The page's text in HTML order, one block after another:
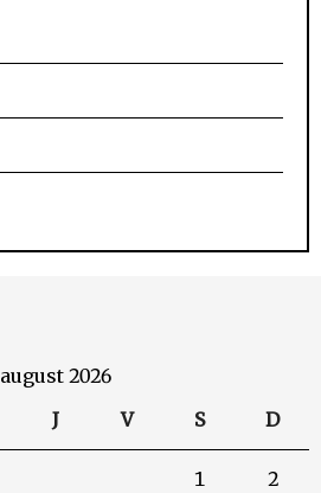
august 2026
J V S D
1 2